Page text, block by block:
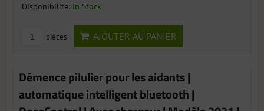
Disponibilité: In Stock
pièces AJOUTER AU PANIER
Démence pilulier pour les aidants |
automatique intelligent bluetooth |